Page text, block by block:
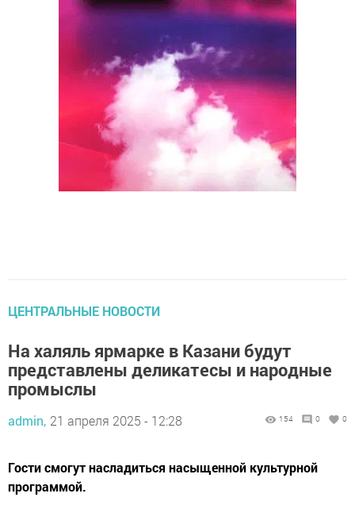
ЦЕНТРАЛЬНЫЕ НОВОСТИ
На халяль ярмарке в Казани будут
представлены деликатесы и народные
промыслы
admin, 21 апреля 2025 - 12:28 154 0 0
Гости смогут насладиться насыщенной культурной
программой.